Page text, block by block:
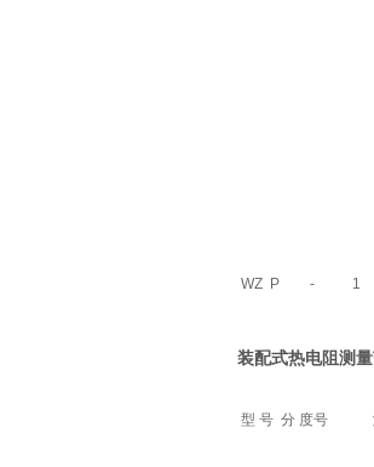
WZ P - 1
装配式热电阻测
型 号 分 度号